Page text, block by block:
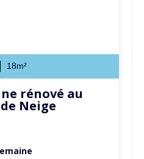
18m²
rénové au
Neige